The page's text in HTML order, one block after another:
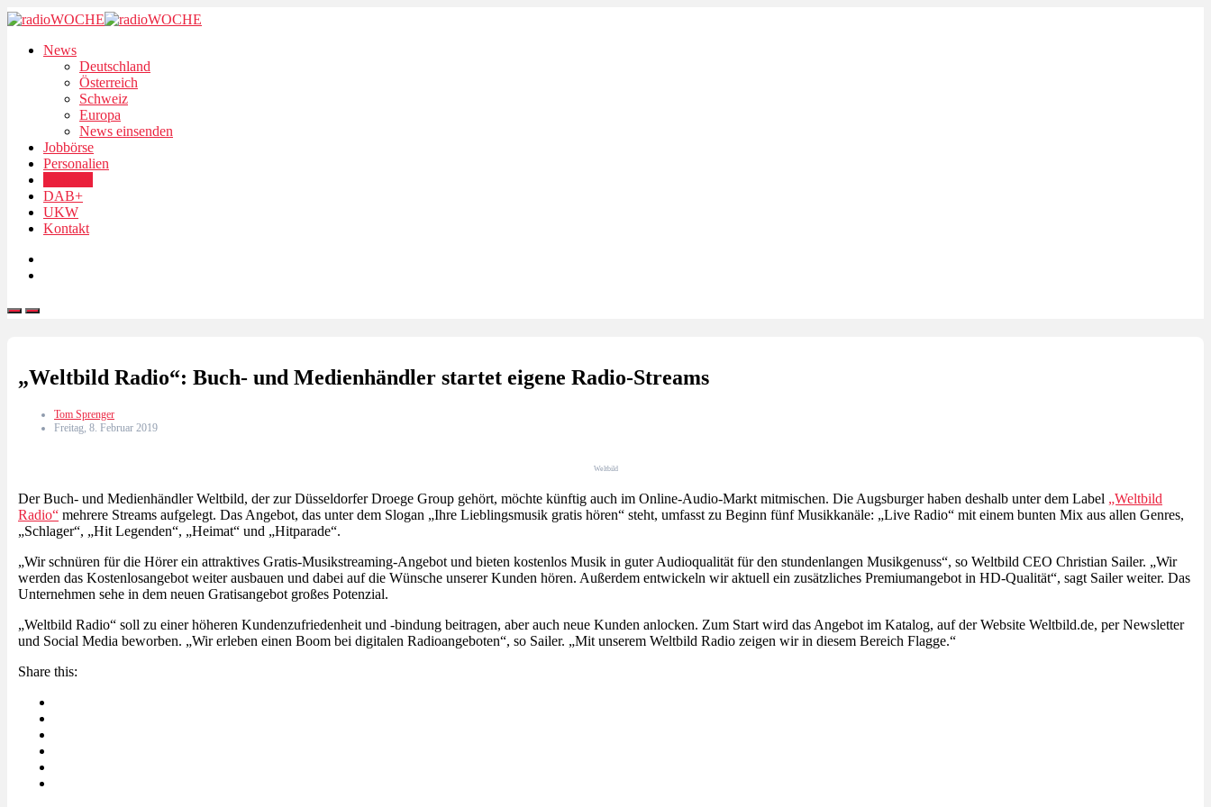
News
Deutschland
Österreich
Schweiz
Europa
News einsenden
Jobbörse
Personalien
DAB+
UKW
Kontakt
„Weltbild Radio“: Buch- und Medienhändler startet eigene Radio-Streams
Tom Sprenger
Freitag, 8. Februar 2019
Weltbild
Der Buch- und Medienhändler Weltbild, der zur Düsseldorfer Droege Group gehört, möchte künftig auch im Online-Audio-Markt mitmischen. Die Augsburger haben deshalb unter dem Label „Weltbild
Radio“ mehrere Streams aufgelegt. Das Angebot, das unter dem Slogan „Ihre Lieblingsmusik gratis hören“ steht, umfasst zu Beginn fünf Musikkanäle: „Live Radio“ mit einem bunten Mix aus allen Genres,
„Schlager“, „Hit Legenden“, „Heimat“ und „Hitparade“.
„Wir schnüren für die Hörer ein attraktives Gratis-Musikstreaming-Angebot und bieten kostenlos Musik in guter Audioqualität für den stundenlangen Musikgenuss“, so Weltbild CEO Christian Sailer. „Wir
werden das Kostenlosangebot weiter ausbauen und dabei auf die Wünsche unserer Kunden hören. Außerdem entwickeln wir aktuell ein zusätzliches Premiumangebot in HD-Qualität“, sagt Sailer weiter. Das
Unternehmen sehe in dem neuen Gratisangebot großes Potenzial.
„Weltbild Radio“ soll zu einer höheren Kundenzufriedenheit und -bindung beitragen, aber auch neue Kunden anlocken. Zum Start wird das Angebot im Katalog, auf der Website Weltbild.de, per Newsletter
und Social Media beworben. „Wir erleben einen Boom bei digitalen Radioangeboten“, so Sailer. „Mit unserem Weltbild Radio zeigen wir in diesem Bereich Flagge.“
Share this: